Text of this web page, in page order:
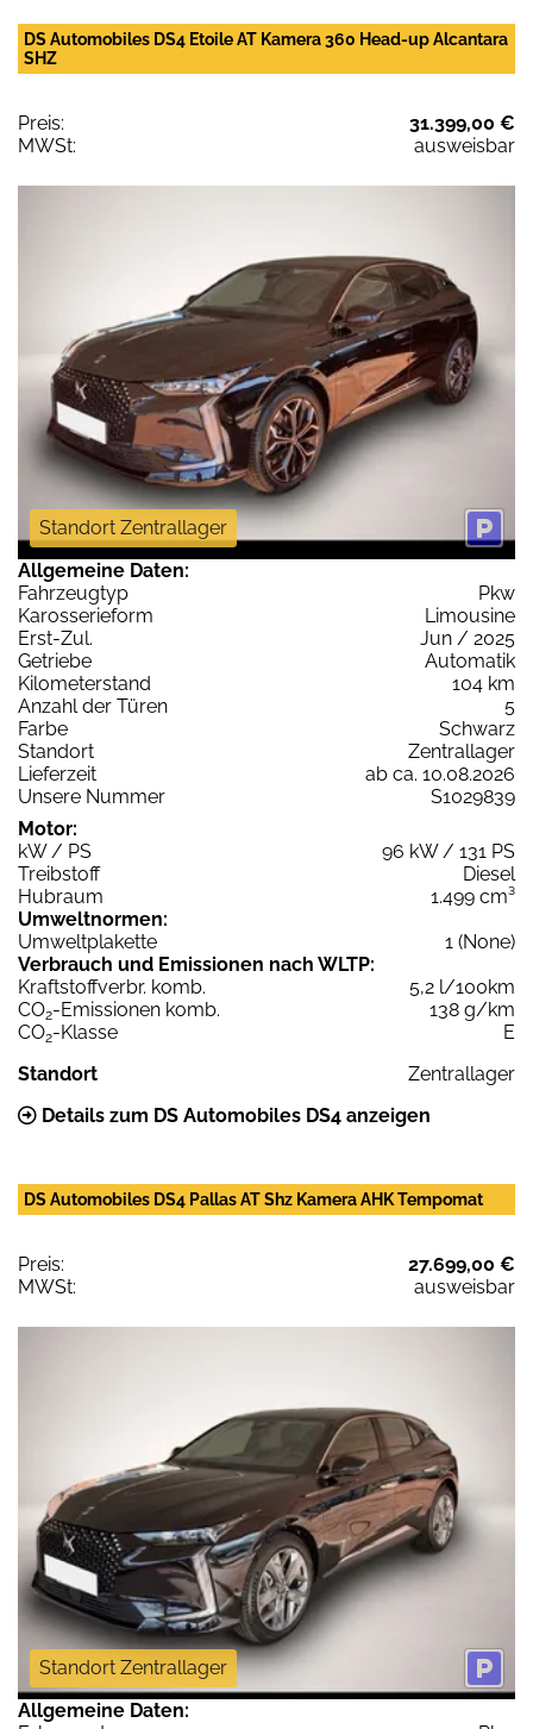
DS Automobiles DS4 Etoile AT Kamera 360 Head-up Alcantara
SHZ
Preis:
31.399,00 €
MWSt:
ausweisbar
Standort Zentrallager
Allgemeine Daten:
Fahrzeugtyp
Pkw
Karosserieform
Limousine
Erst-Zul.
Jun / 2025
Getriebe
Automatik
Kilometerstand
104 km
Anzahl der Türen
5
Farbe
Schwarz
Standort
Zentrallager
Lieferzeit
ab ca. 10.08.2026
Unsere Nummer
S1029839
Motor:
kW / PS
96 kW / 131 PS
Treibstoff
Diesel
Hubraum
1.499 cm³
Umweltnormen:
Umweltplakette
1 (None)
Verbrauch und Emissionen nach WLTP:
Kraftstoffverbr. komb.
5,2 l/100km
CO2-Emissionen komb.
138 g/km
CO2-Klasse
E
Standort
Zentrallager
Details zum DS Automobiles DS4 anzeigen
DS Automobiles DS4 Pallas AT Shz Kamera AHK Tempomat
Preis:
27.699,00 €
MWSt:
ausweisbar
Standort Zentrallager
Allgemeine Daten: